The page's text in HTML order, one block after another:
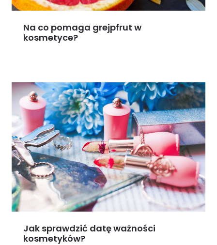
Na co pomaga grejpfrut w
kosmetyce?
Jak sprawdzić datę ważności
kosmetyków?